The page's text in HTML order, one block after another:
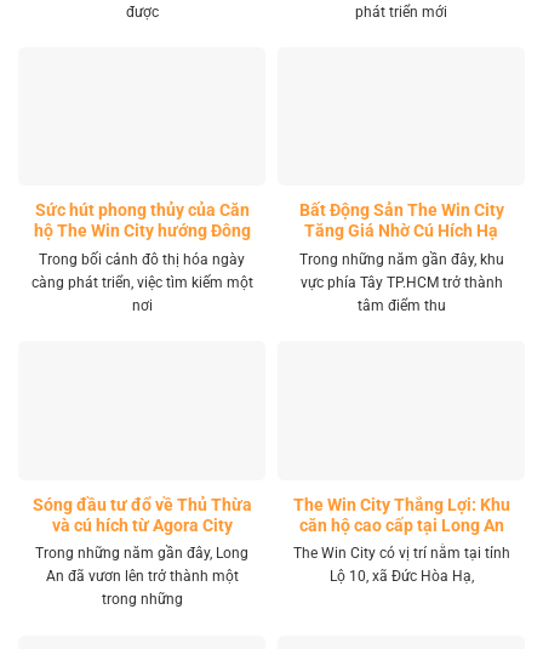
được
phát triển mới
Sức hút phong thủy của Căn
hộ The Win City hướng Đông
Nam
Trong bối cảnh đô thị hóa ngày
càng phát triển, việc tìm kiếm một
nơi
Bất Động Sản The Win City
Tăng Giá Nhờ Cú Hích Hạ
Tầng
Trong những năm gần đây, khu
vực phía Tây TP.HCM trở thành
tâm điểm thu
Sóng đầu tư đổ về Thủ Thừa
và cú hích từ Agora City
Trong những năm gần đây, Long
An đã vươn lên trở thành một
trong những
The Win City Thắng Lợi: Khu
căn hộ cao cấp tại Long An
The Win City có vị trí nằm tại tỉnh
Lộ 10, xã Đức Hòa Hạ,